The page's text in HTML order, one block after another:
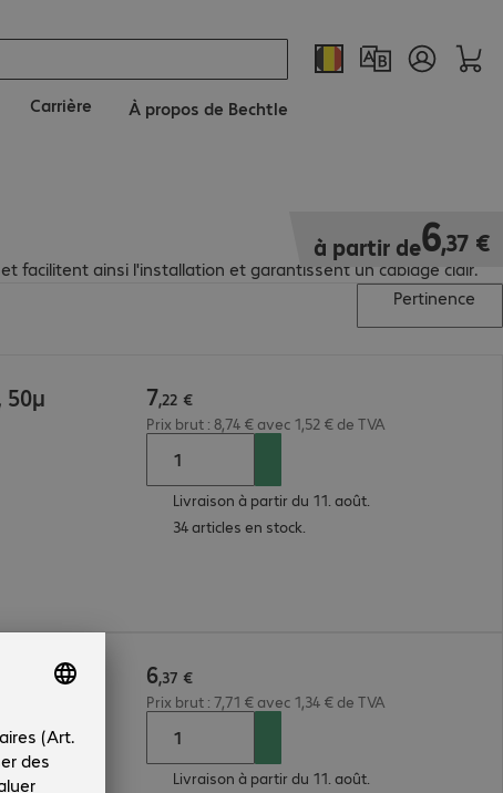
Carrière À propos de Bechtle
facilitent ainsi l'installation et garantissent un câblage clair.
à partir de6,37 €
6,37 €
Pertinence
50µ 7,22 €
Prix brut : 8,74 € avec 1,52 € de TVA
Livraison à partir du 11. août.
34 articles en stock.
125µ 6,37 €
Prix brut : 7,71 € avec 1,34 € de TVA
Livraison à partir du 11. août.